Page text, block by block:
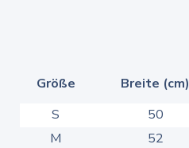
Größe Breite (cm)
S
50
M
52